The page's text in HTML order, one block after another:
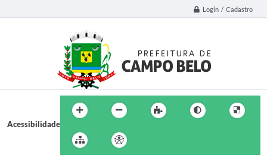
Login / Cadastro
Acessibilidade